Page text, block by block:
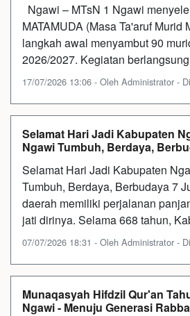
Ngawi – MTsN 1 Ngawi
MATAMUDA (Masa Ta'aruf Murid
langkah awal menyambut 90
2026/2027. Kegiatan
17/07/2026 13:06 - Oleh Administrator -
Selamat Hari Jadi Kabupaten
Ngawi Tumbuh, Berdaya,
Selamat Hari Jadi Kabupaten
Tumbuh, Berdaya, Berbudaya 7
daerah memiliki perjalanan
jati dirinya. Selama 668 tahun,
07/07/2026 18:31 - Oleh Administrator -
Munaqasyah Hifdzil Qur'an
Ngawi - Menuju Generasi